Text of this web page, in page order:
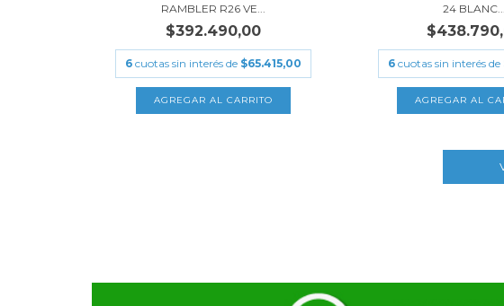
RAMBLER R26 VE...
$392.490,00
6 cuotas sin interés de $65.415,00
24 BLANC...
6 cuotas sin interés de